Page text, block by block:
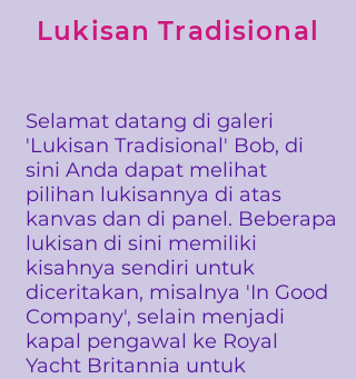
Lukisan Tradisional
Selamat datang di galeri
'Lukisan Tradisional' Bob, di
sini Anda dapat melihat
pilihan lukisannya di atas
kanvas dan di panel. Beberapa
lukisan di sini memiliki
kisahnya sendiri untuk
diceritakan, misalnya 'In Good
Company', selain menjadi
kapal pengawal ke Royal
Yacht Britannia untuk